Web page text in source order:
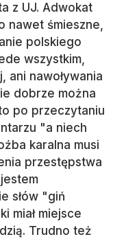
z UJ. Adwokat
nawet śmieszne,
polskiego
wszystkim,
ani nawoływania
dobrze można
po przeczytaniu
"a niech
karalna musi
przestępstwa
słów "giń
miał miejsce
Trudno też